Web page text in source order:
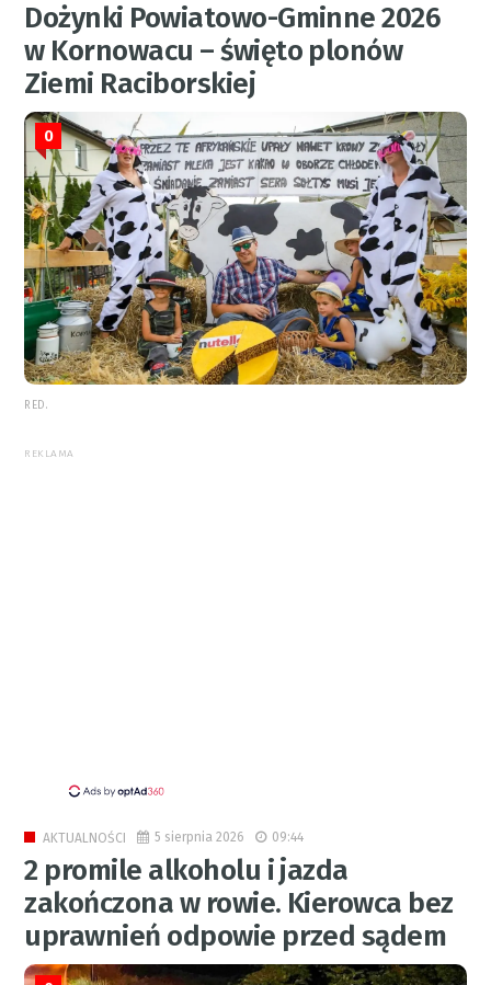
Dożynki Powiatowo-Gminne 2026
w Kornowacu – święto plonów
Ziemi Raciborskiej
0
RED.
REKLAMA
AKTUALNOŚCI 5 sierpnia 2026 09:44
2 promile alkoholu i jazda
zakończona w rowie. Kierowca bez
uprawnień odpowie przed sądem